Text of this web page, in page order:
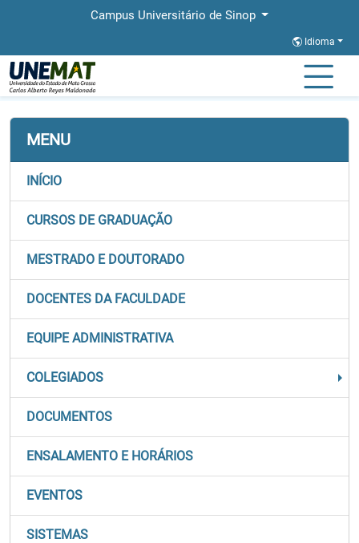
Campus Universitário de Sinop
Idioma
Página Inicial
MENU
INÍCIO
CURSOS DE GRADUAÇÃO
MESTRADO E DOUTORADO
DOCENTES DA FACULDADE
EQUIPE ADMINISTRATIVA
COLEGIADOS
DOCUMENTOS
ENSALAMENTO E HORÁRIOS
EVENTOS
SISTEMAS